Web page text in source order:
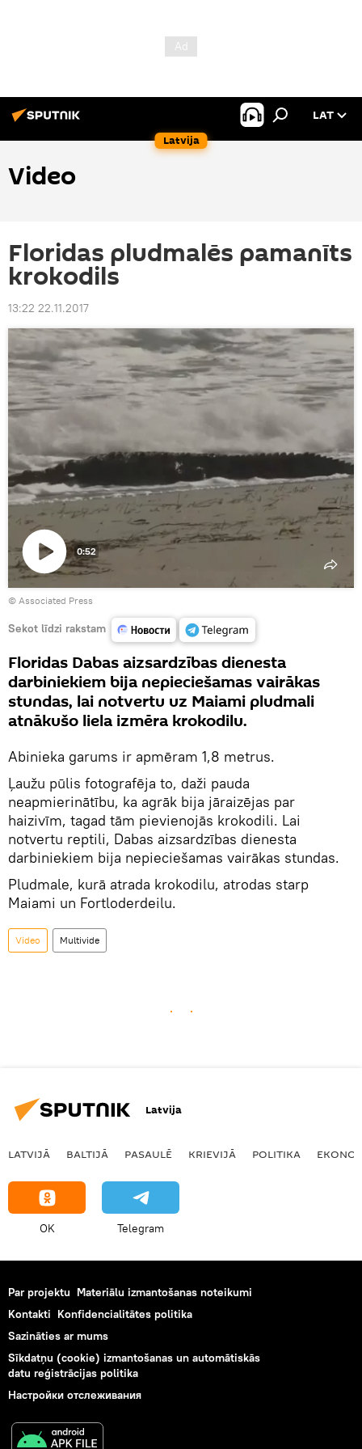
Latvija
LAT
Video
Floridas pludmalēs pamanīts
krokodils
13:22 22.11.2017
Atskaņot
video
0:52
© Associated Press
Sekot līdzi rakstam
Floridas Dabas aizsardzības dienesta
darbiniekiem bija nepieciešamas vairākas
stundas, lai notvertu uz Maiami pludmali
atnākušo liela izmēra krokodilu.
Abinieka garums ir apmēram 1,8 metrus.
Ļaužu pūlis fotografēja to, daži pauda
neapmierinātību, ka agrāk bija jāraizējas par
haizivīm, tagad tām pievienojās krokodili. Lai
notvertu reptili, Dabas aizsardzības dienesta
darbiniekiem bija nepieciešamas vairākas stundas.
Pludmale, kurā atrada krokodilu, atrodas starp
Maiami un Fortloderdeilu.
Video Multivide
Latvija
LATVIJĀ BALTIJĀ PASAULĒ KRIEVIJĀ POLITIKA
OK Telegram
Par projektu Materiālu izmantošanas noteikumi
Kontakti Konfidencialitātes politika
Sazināties ar mums
Sīkdatņu (cookie) izmantošanas un automātiskās
datu reģistrācijas politika
Настройки отслеживания